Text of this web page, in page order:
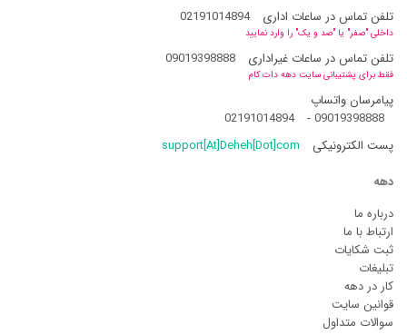
تلفن تماس در ساعات اداری
02191014894
داخلی "صفر" یا "صد و یک" را وارد نمایید
تلفن تماس در ساعات غیراداری 09019398888
فقط برای پشتیبانی سایت دهه دات کام
پیامرسان واتساپ
09019398888
-
02191014894
پست الکترونیکی
support[At]Deheh[Dot]com
دهه
درباره ما
ارتباط با ما
ثبت شکایات
تبلیغات
کار در دهه
قوانین سایت
سوالات متداول